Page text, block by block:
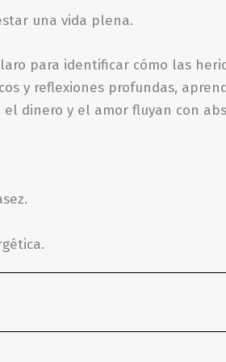
una vida plena.
para identificar cómo las
y reflexiones profundas,
dinero y el amor fluyan con